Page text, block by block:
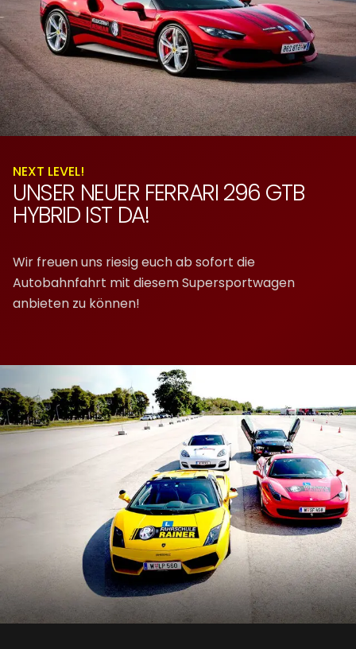
UNSER NEUER FERRARI 296 GTB
HYBRID IST DA!
NEXT LEVEL!
Wir freuen uns riesig euch ab sofort die
Autobahnfahrt mit diesem Supersportwagen
anbieten zu können!